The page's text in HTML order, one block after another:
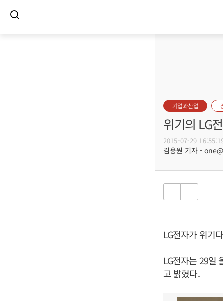
기업과산업
위기의 LG
2015-07-29
김용원 기자 -
LG전자가 위기
LG전자는 29일
고 밝혔다.